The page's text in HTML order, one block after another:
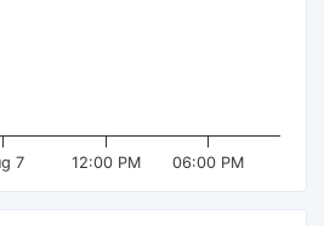
7 12:00 PM 06:00 PM